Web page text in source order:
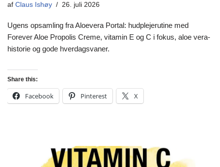
af Claus Ishøy 26. juli 2026
Ugens opsamling fra Aloevera Portal: hudplejerutine med
Forever Aloe Propolis Creme, vitamin E og C i fokus, aloe vera-
historie og gode hverdagsvaner.
Share this:
Facebook Pinterest X